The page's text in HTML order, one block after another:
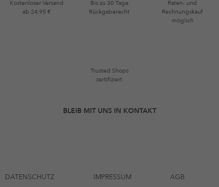
Kostenloser Versand
ab 24,95 €
Bis zu 30 Tage
Rückgaberecht
Raten- und
Rechnungskauf
möglich
Trusted Shops
zertifiziert
BLEIB MIT UNS IN KONTAKT
DATENSCHUTZ IMPRESSUM AGB